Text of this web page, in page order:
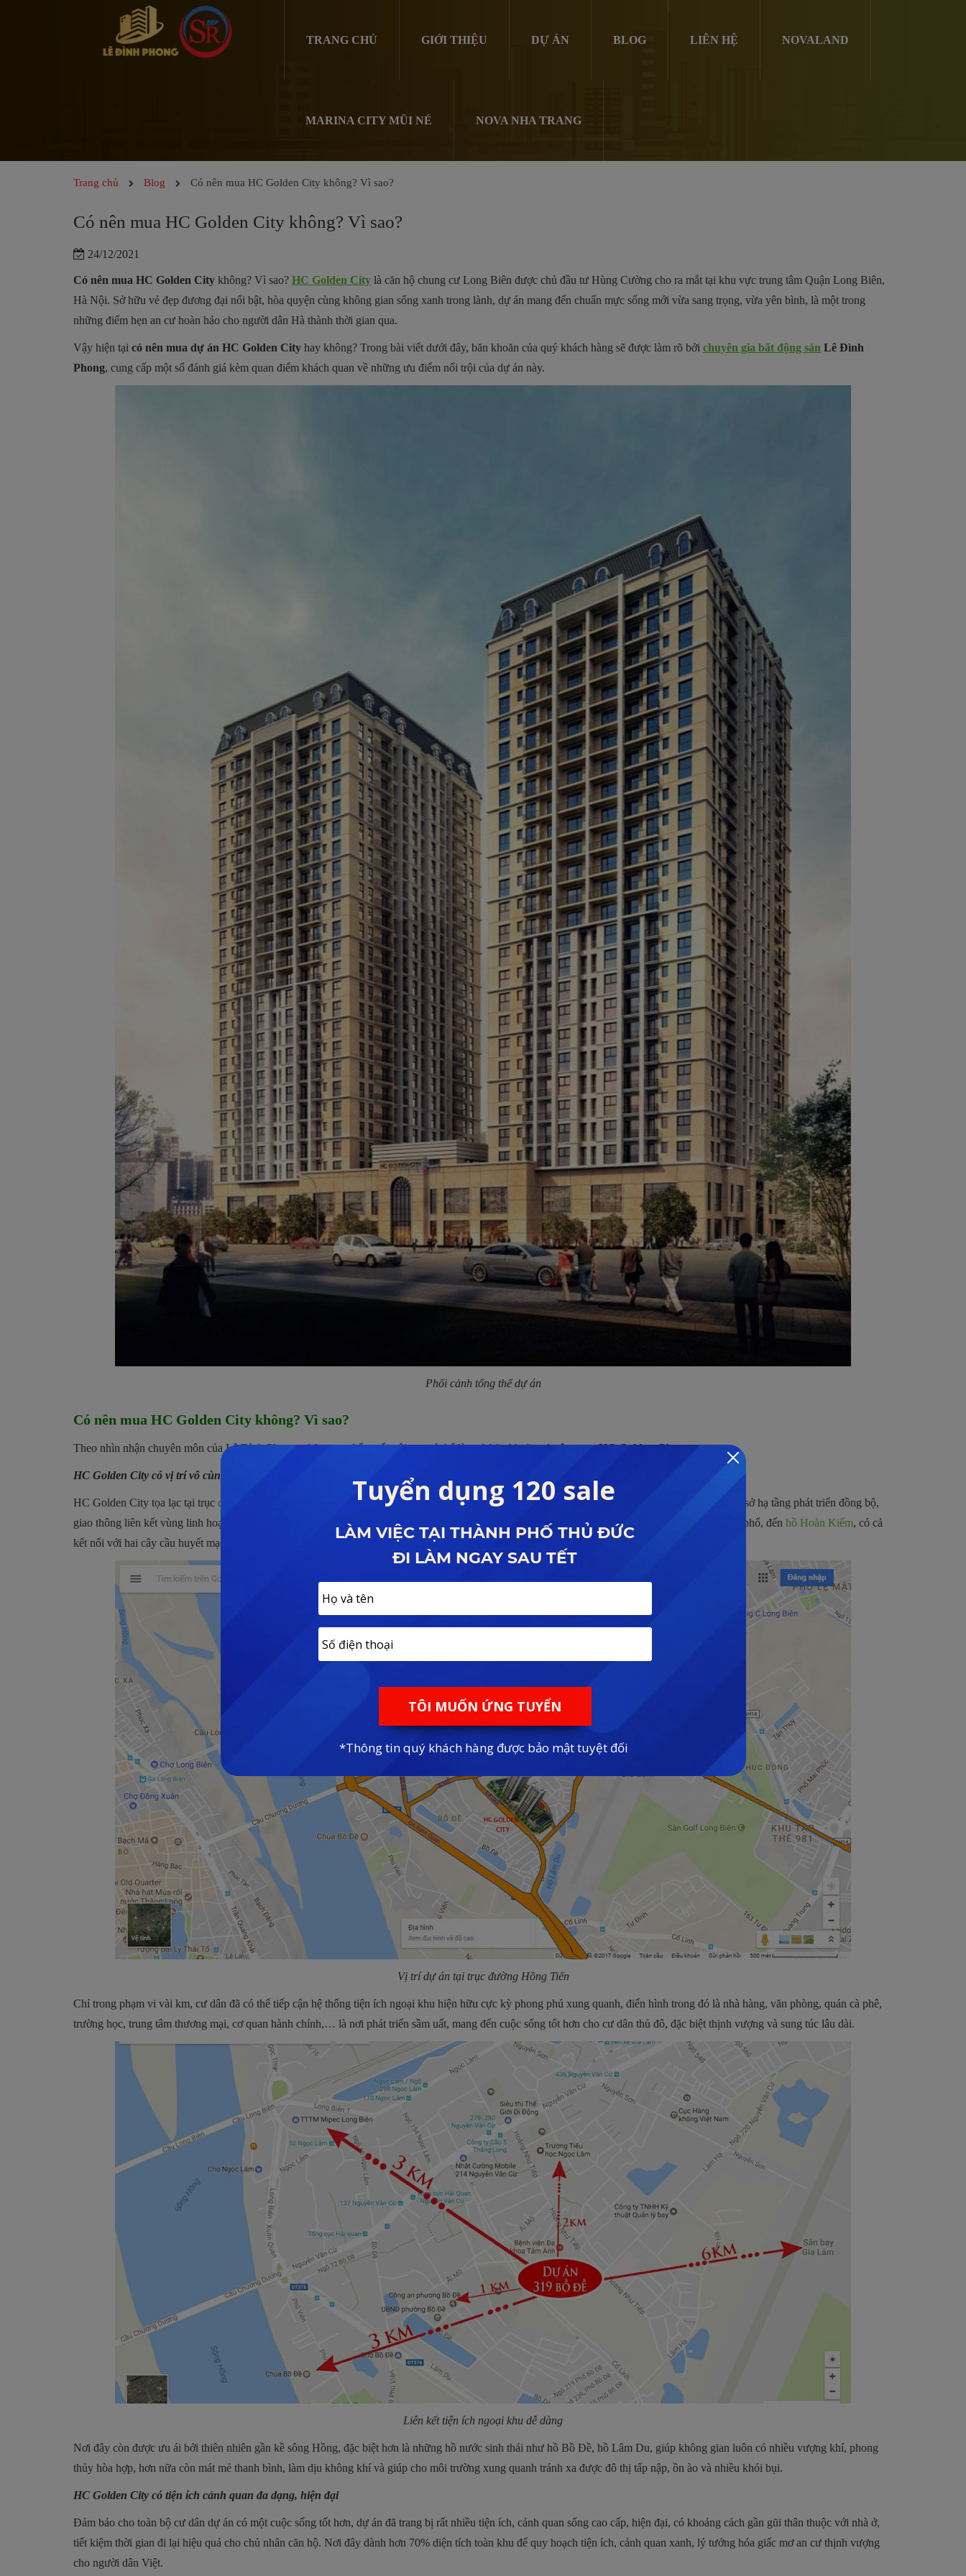
TRANG CHỦ GIỚI THIỆU DỰ ÁN BLOG LIÊN HỆ NOVALAND
MARINA CITY MŨI NÉ NOVA NHA TRANG
Trang chủ Blog Có nên mua HC Golden City không? Vì sao?
Có nên mua HC Golden City không? Vì sao?
24/12/2021
Có nên mua HC Golden City không? Vì sao? HC Golden City là căn hộ chung cư Long Biên được chủ đầu tư Hùng Cường cho ra mắt tại khu vực trung tâm Quận Long Biên,
Hà Nội. Sở hữu vẻ đẹp đương đại nổi bật, hòa quyện cùng không gian sống xanh trong lành, dự án mang đến chuẩn mực sống mới vừa sang trọng, vừa yên bình, là một trong
những điểm hẹn an cư hoàn hảo cho người dân Hà thành thời gian qua.
Vậy hiện tại có nên mua dự án HC Golden City hay không? Trong bài viết dưới đây, băn khoăn của quý khách hàng sẽ được làm rõ bởi chuyên gia bất động sản Lê Đình
Phong, cung cấp một số đánh giá kèm quan điểm khách quan về những ưu điểm nổi trội của dự án này.
Phối cảnh tổng thể dự án
Có nên mua HC Golden City không? Vì sao?
Theo nhìn nhận chuyên môn của Lê Đình Phong, những ưu điểm nổi trội sau có thể làm rõ băn khoăncó nên mua HC Golden City:
HC Golden City có vị trí vô cùng đắt giá giữa trung tâm
HC Golden City tọa lạc tại trục đường Hồng Tiến
, nằm giữa trung tâm Quận Long Biên – Là viên ngọc quý của bất động sản thủ đô Hà Nội, có cơ sở hạ tầng phát triển đồng bộ,
giao thông liên kết vùng linh hoạt, giúp dự án có được vị trí đắt giá, sở hữu nhiều tiềm năng vượt bậc. Từ đây chỉ cách
2km để đến trung tâm thành phố, đến hồ Hoàn Kiếm, có cả
kết nối với hai cây cầu huyết mạch Vĩnh Tuy và Chương Dương.
Vị trí dự án tại trục đường Hồng Tiến
Chỉ trong phạm vi vài km, cư dân đã có thể tiếp cận hệ thống tiện ích ngoại khu hiện hữu cực kỳ phong phú xung quanh, điển hình trong đó là nhà hàng, văn phòng, quán cà phê,
trường học, trung tâm thương mại, cơ quan hành chính,… là nơi phát triển sầm uất, mang đến cuộc sống tốt hơn cho cư dân thủ đô, đặc biệt thịnh vượng và sung túc lâu dài.
Liên kết tiện ích ngoại khu dễ dàng
Nơi đây còn được ưu ái bởi thiên nhiên gần kề sông Hồng, đặc biệt hơn là những hồ nước sinh thái như hồ Bồ Đề, hồ Lâm Du, giúp không gian luôn có nhiều vượng khí, phong
thủy hòa hợp, hơn nữa còn mát mẻ thanh bình, làm dịu không khí và giúp cho môi trường xung quanh tránh xa được đô thị tấp nập, ồn ào và nhiều khói bụi.
HC Golden City có tiện ích cảnh quan đa dạng, hiện đại
Đảm bảo cho toàn bộ cư dân dự án có một cuộc sống tốt hơn, dự án đã trang bị rất nhiều tiện ích, cảnh quan sống cao cấp, hiện đại, có khoảng cách gần gũi thân thuộc với nhà ở,
tiết kiệm thời gian đi lại hiệu quả cho chủ nhân căn hộ. Nơi đây dành hơn 70% diện tích toàn khu để quy hoạch tiện ích, cảnh quan xanh, lý tưởng hóa giấc mơ an cư thịnh vượng
cho người dân Việt.